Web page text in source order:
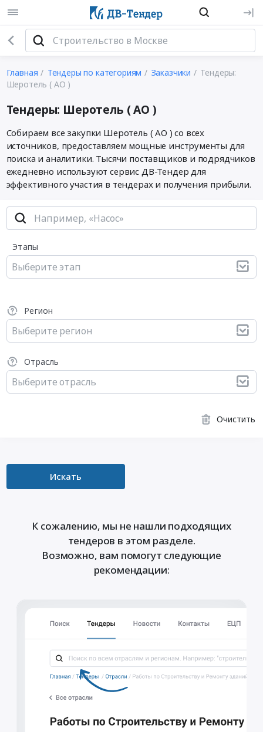
Главная Тендеры по категориям Заказчики
Тендеры:
Шеротель ( АО )
Тендеры: Шеротель ( АО )
Собираем все закупки Шеротель ( АО ) со всех
источников, предоставляем мощные инструменты для
поиска и аналитики. Тысячи поставщиков и подрядчиков
ежедневно используют сервис ДВ-Тендер для
эффективного участия в тендерах и получения прибыли.
Этапы
Выберите этап
Регион
Выберите регион
Отрасль
Выберите отрасль
Очистить
Искать
К сожалению, мы не нашли подходящих
тендеров в этом разделе.
Возможно, вам помогут следующие
рекомендации: